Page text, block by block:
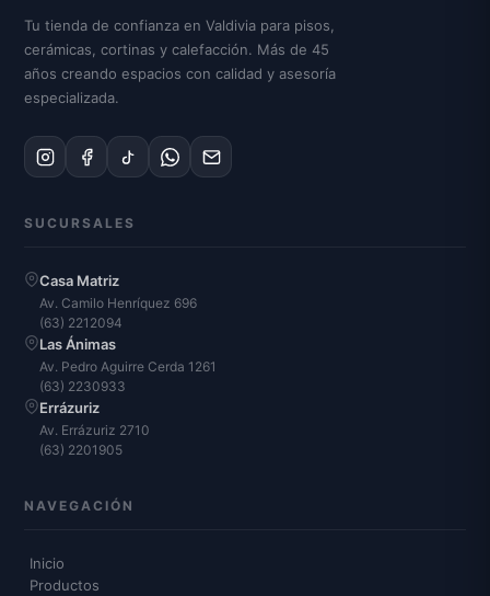
Tu tienda de confianza en Valdivia para pisos,
cerámicas, cortinas y calefacción. Más de 45
años creando espacios con calidad y asesoría
especializada.
SUCURSALES
Casa Matriz
Av. Camilo Henríquez 696
(63) 2212094
Las Ánimas
Av. Pedro Aguirre Cerda 1261
(63) 2230933
Errázuriz
Av. Errázuriz 2710
(63) 2201905
NAVEGACIÓN
Inicio
Productos